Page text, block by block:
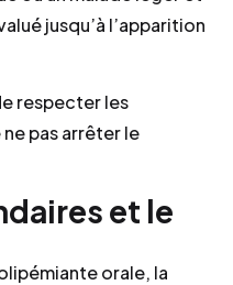
jusqu’à l’apparition
respecter les
pas arrêter le
et le
orale, la